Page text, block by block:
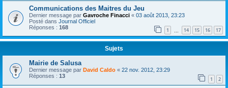
Communications des Maitres du Jeu
Dernier message par Gavroche Finacci « 03 août 2013, 23:23
Posté dans Journal Officiel
Réponses : 168 1 14 15 16 17
Sujets
Mairie de Salusa
Dernier message par David Caldo « 22 nov. 2012, 23:29
Réponses : 13 1 2